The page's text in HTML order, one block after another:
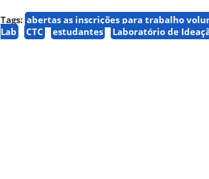
Tags: abertas as inscrições para trabalho
Lab
CTC estudantes Laboratório de